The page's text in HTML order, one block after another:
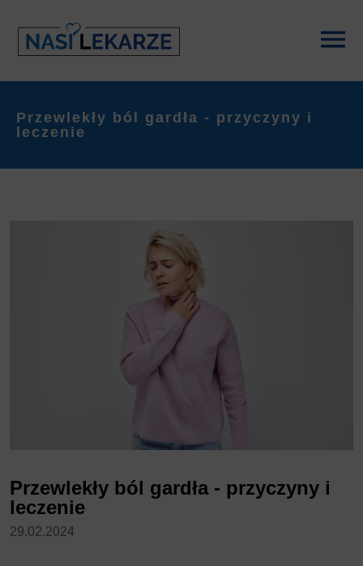
Przewlekły ból gardła - przyczyny i
leczenie
Przewlekły ból gardła - przyczyny i
leczenie
29.02.2024